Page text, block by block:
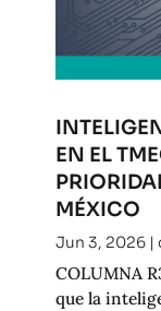
EN EL
MÉXICO
Jun 3, 2026|
COLUMNA
que la